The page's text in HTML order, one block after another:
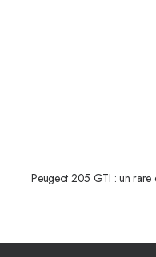
Peugeot 205 GTI : un